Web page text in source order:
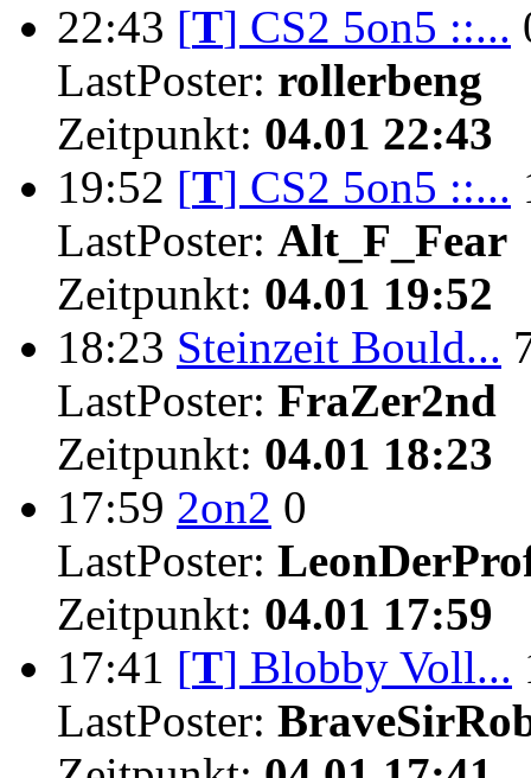
22:43 [T] CS2 5on5 ::...
LastPoster: rollerbeng
Zeitpunkt: 04.01 22:43
19:52 [T] CS2 5on5 ::...
LastPoster: Alt_F_Fear
Zeitpunkt: 04.01 19:52
18:23 Steinzeit Bould...
LastPoster: FraZer2nd
Zeitpunkt: 04.01 18:23
17:59 2on2 0
LastPoster:
Zeitpunkt: 04.01 17:59
17:41 [T] Blobby Voll...
LastPoster: